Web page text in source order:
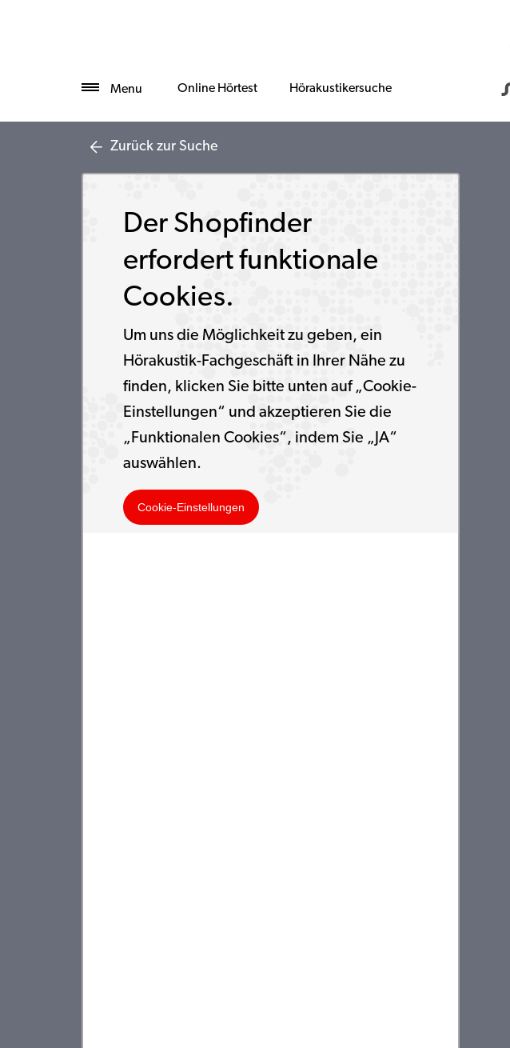
Menu Online Hörtest Hörakustikersuche
Zurück zur Suche
Der Shopfinder
erfordert funktionale
Cookies.
Um uns die Möglichkeit zu geben, ein
Hörakustik-Fachgeschäft in Ihrer Nähe zu
finden, klicken Sie bitte unten auf „Cookie-
Einstellungen“ und akzeptieren Sie die
„Funktionalen Cookies“, indem Sie „JA“
auswählen.
Cookie-Einstellungen